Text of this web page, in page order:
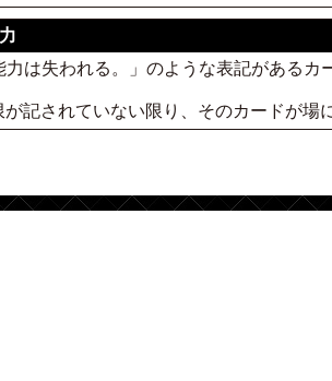
力は失われる。」のような表記がある
が記されていない限り、そのカードが場